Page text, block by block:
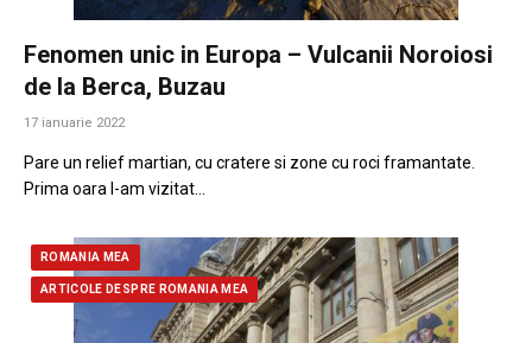
Fenomen unic in Europa – Vulcanii Noroiosi
de la Berca, Buzau
17 ianuarie 2022
Pare un relief martian, cu cratere si zone cu roci framantate.
Prima oara l-am vizitat…
ROMANIA MEA
ARTICOLE DESPRE ROMANIA MEA